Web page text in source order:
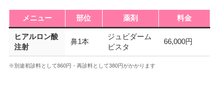
メニュー 部位 薬剤 料金
ヒアルロン酸
注射
鼻1本
ジュビダーム
ビスタ
66,000円
※別途初診料として860円・再診料として380円がかかります